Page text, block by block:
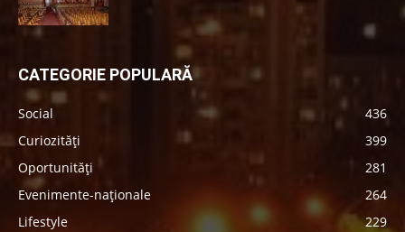
CATEGORIE POPULARĂ
Social
436
Curiozități
399
Oportunități
281
Evenimente-naționale
264
Lifestyle
229